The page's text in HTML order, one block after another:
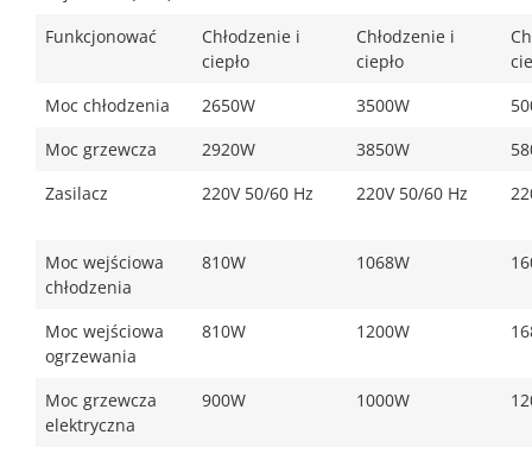
Funkcjonować
Chłodzenie i
ciepło
Chłodzenie i
ciepło
Moc chłodzenia
2650W 3500W
Moc grzewcza
2920W 3850W
Zasilacz
220V 50/60 Hz 220V 50/60 Hz
Moc wejściowa
chłodzenia
810W 1068W
Moc wejściowa
ogrzewania
810W 1200W
Moc grzewcza
elektryczna
900W 1000W